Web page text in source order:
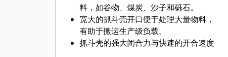
料，如谷物、煤炭、沙子和砾石。
宽大的抓斗壳开口便于处理大量物料，
有助于搬运生产级负载。
抓斗壳的强大闭合力与快速的开合速度